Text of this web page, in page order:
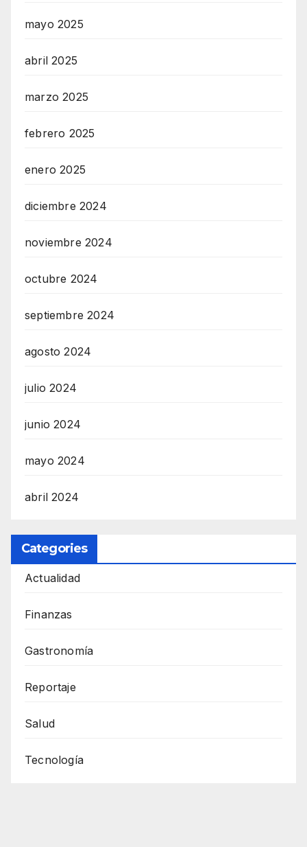
mayo 2025
abril 2025
marzo 2025
febrero 2025
enero 2025
diciembre 2024
noviembre 2024
octubre 2024
septiembre 2024
agosto 2024
julio 2024
junio 2024
mayo 2024
abril 2024
Categories
Actualidad
Finanzas
Gastronomía
Reportaje
Salud
Tecnología